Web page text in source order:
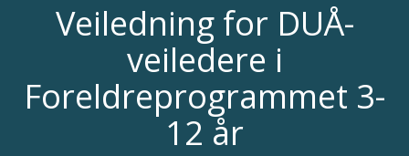
Veiledning for DUÅ-
veiledere i
Foreldreprogrammet 3-
12 år